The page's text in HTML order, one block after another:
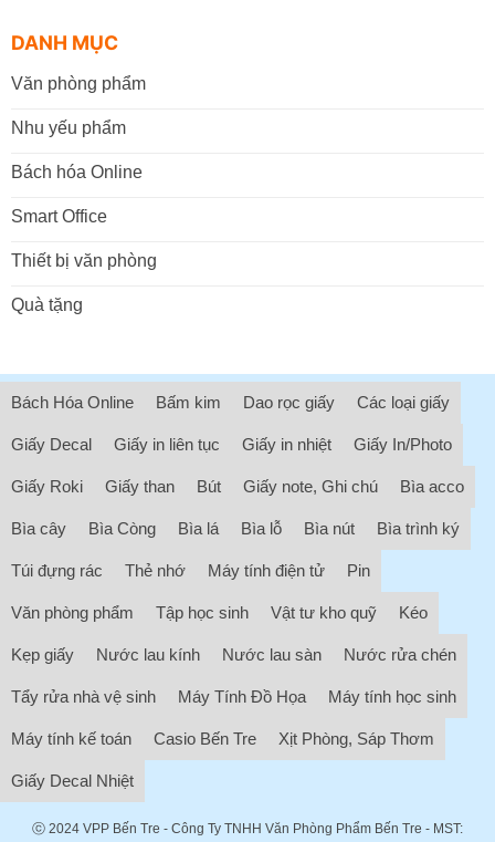
DANH MỤC
Văn phòng phẩm
Nhu yếu phẩm
Bách hóa Online
Smart Office
Thiết bị văn phòng
Quà tặng
Bách Hóa Online Bấm kim Dao rọc giấy Các loại giấy
Giấy Decal Giấy in liên tục Giấy in nhiệt Giấy In/Photo
Giấy Roki Giấy than Bút Giấy note, Ghi chú Bìa acco
Bìa cây Bìa Còng Bìa lá Bìa lỗ Bìa nút Bìa trình ký
Túi đựng rác Thẻ nhớ Máy tính điện tử Pin
Văn phòng phẩm Tập học sinh Vật tư kho quỹ Kéo
Kẹp giấy Nước lau kính Nước lau sàn Nước rửa chén
Tẩy rửa nhà vệ sinh Máy Tính Đồ Họa Máy tính học sinh
Máy tính kế toán Casio Bến Tre Xịt Phòng, Sáp Thơm
Giấy Decal Nhiệt
ⓒ 2024 VPP Bến Tre - Công Ty TNHH Văn Phòng Phẩm Bến Tre - MST: